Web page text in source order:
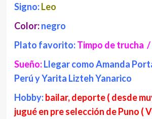
Signo:Leo
Color:negro
Plato favorito:Timpo de trucha /
Sueño:Llegar como Amanda
Perú y Yarita Lizteh Yanarico
Hobby:bailar, deporte ( desde
jugué en pre selección de Puno (